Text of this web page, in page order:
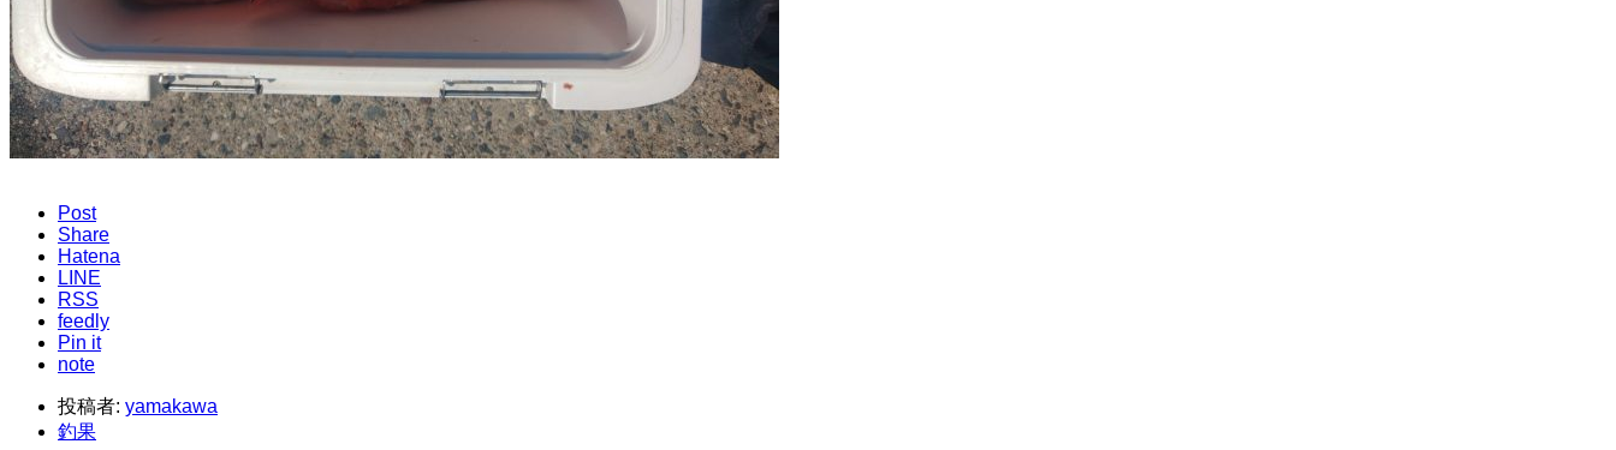
Post
Share
Hatena
LINE
RSS
feedly
Pin it
note
投稿者: yamakawa
釣果